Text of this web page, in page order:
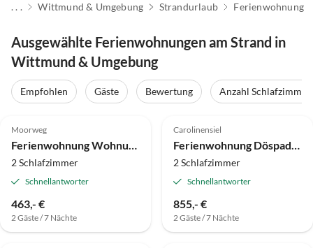
. . . Wittmund & Umgebung Strandurlaub Ferienwohnung
Ausgewählte Ferienwohnungen am Strand in
Wittmund & Umgebung
Empfohlen Gäste Bewertung
Anzahl Schlafzimmer
Moorweg
Ferienwohnung Wohnung Nr. 1
2 Schlafzimmer
Schnellantworter
463,- €
2 Gäste / 7 Nächte
Carolinensiel
Ferienwohnung Döspaddel im Haus Nordseestrand
2 Schlafzimmer
Schnellantworter
855,- €
2 Gäste / 7 Nächte
4.8 (12) 4.8 (4)